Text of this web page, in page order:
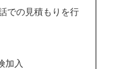
での見積もりを行
加入